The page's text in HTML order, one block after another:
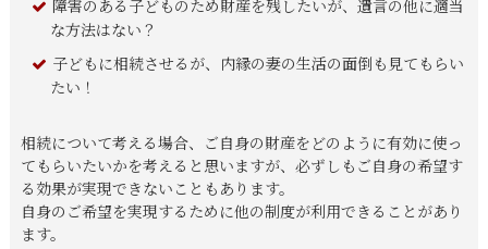
障害のある子どものため財産を残したいが、遺言の他に適当
な方法はない？
子どもに相続させるが、内縁の妻の生活の面倒も見てもらい
たい！
相続について考える場合、ご自身の財産をどのように有効に使っ
てもらいたいかを考えると思いますが、必ずしもご自身の希望す
る効果が実現できないこともあります。
自身のご希望を実現するために他の制度が利用できることがあり
ます。